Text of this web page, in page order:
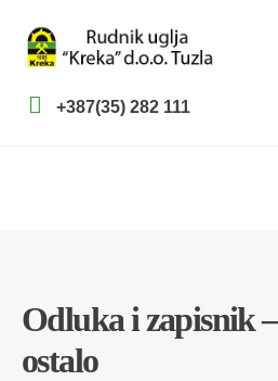
+387(35) 282 111
Odluka i zapisnik
ostalo